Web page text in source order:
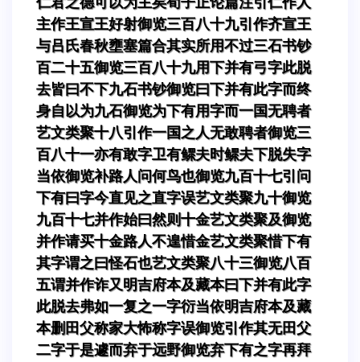
主作王宣王好射御览三百八十九引作齐宣王
与吕氏春秋壅塞篇合其实所用不过三石书钞
百二十五御览三百八十九用下并有弓字此脱
去皆曰不下九石书钞御览曰下并有此字而终
身自以为九石御览为下有用字而一国无聘者
艺文类聚十八引作一国之人无敢聘者御览三
百八十一亦有敢字卫有鳏夫时鳏夫下脱失字
当依御览补路人问何鸟也御览九百十七引问
下有曰字今直见之直字误艺文类聚九十御览
九百十七并作始曰然则十金艺文类聚及御览
并作请买十金路人不遑惜金艺文类聚惜下有
其字谓之曰怪石也艺文类聚八十三御览八百
五谓并作诈又明吉府本及藏本曰下并有此字
此脱去弗如一复之一字衍当依明吉府本及藏
本删田父称家大怖称字误御览引作其无田父
二字于是遽而弃于远野御览弃下有之字再拜